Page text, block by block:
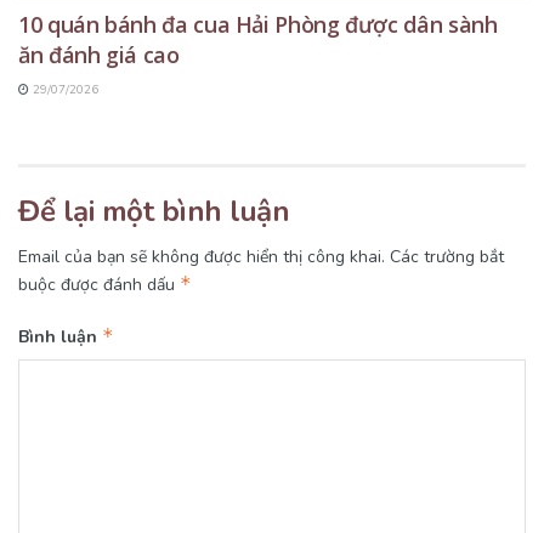
10 quán bánh đa cua Hải Phòng được dân sành
ăn đánh giá cao
29/07/2026
Để lại một bình luận
Email của bạn sẽ không được hiển thị công khai. Các trường bắt
buộc được đánh dấu *
Bình luận *